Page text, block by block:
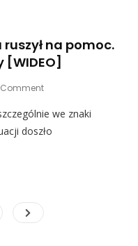
na pomoc.
CommentOn
Na
Korcie.
we znaki
doszło